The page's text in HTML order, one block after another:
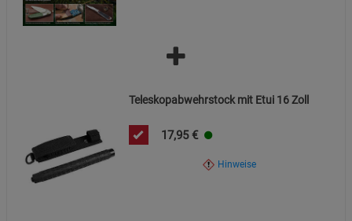
Teleskopabwehrstock mit Etui 16 Zoll
17,95 €
Hinweise